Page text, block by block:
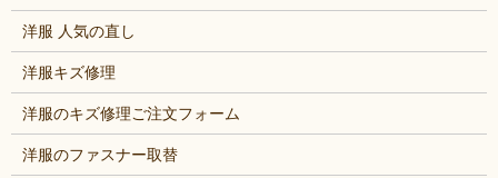
洋服 人気の直し
洋服キズ修理
洋服のキズ修理ご注文フォーム
洋服のファスナー取替